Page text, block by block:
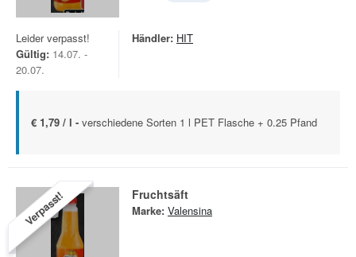
Leider verpasst!
Gültig: 14.07. -
20.07.
Händler: HIT
€ 1,79 / l - verschiedene Sorten 1 l PET Flasche + 0.25 Pfand
Verpasst! Fruchtsäft
Marke: Valensina